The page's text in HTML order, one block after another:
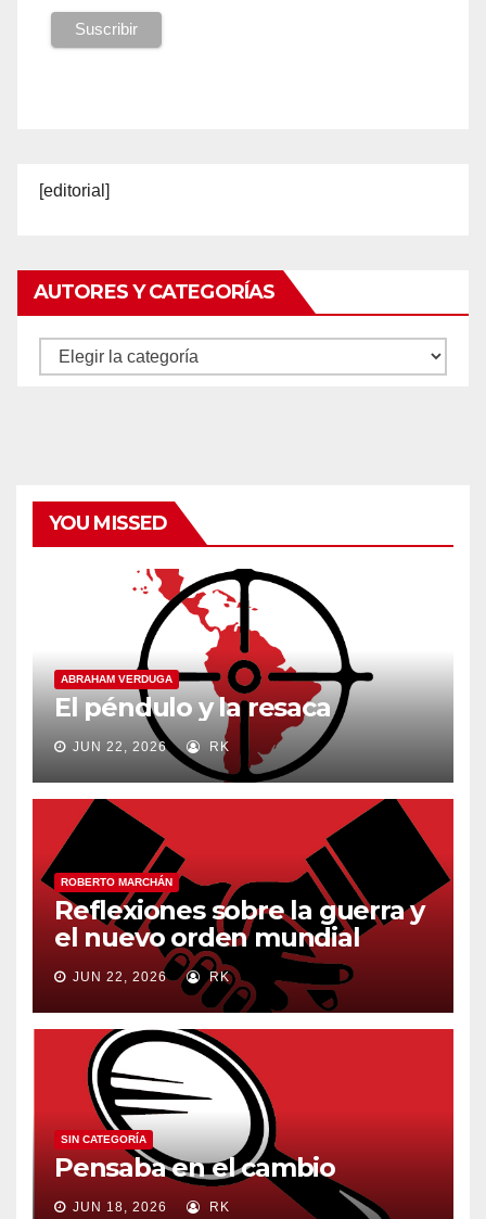
[editorial]
AUTORES Y CATEGORÍAS
Autores
YOU MISSED
ABRAHAM VERDUGA
El péndulo y la resaca
JUN 22, 2026 RK
ROBERTO MARCHÁN
Reflexiones sobre la guerra y
el nuevo orden mundial
JUN 22, 2026 RK
SIN CATEGORÍA
Pensaba en el cambio
JUN 18, 2026 RK